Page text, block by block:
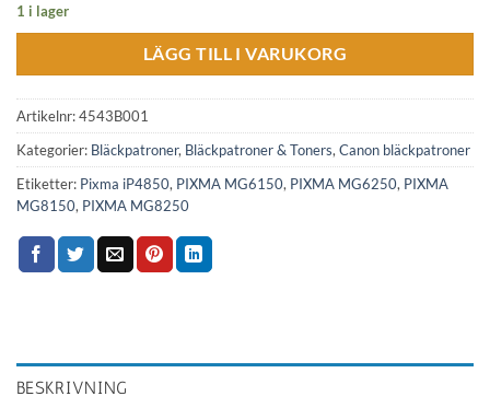
1 i lager
LÄGG TILL I VARUKORG
Artikelnr:4543B001
Kategorier: Bläckpatroner, Bläckpatroner & Toners,Canon bläckpatroner
Etiketter: Pixma iP4850, PIXMA MG6150, PIXMA MG6250, PIXMA
MG8150, PIXMA MG8250
BESKRIVNING